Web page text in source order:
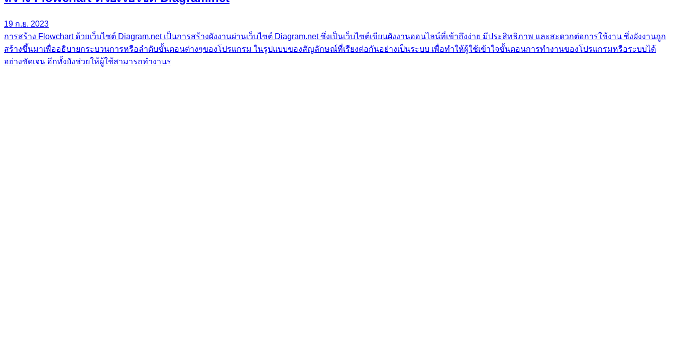
19 ก.ย. 2023
การสร้าง Flowchart ด้วยเว็บไซต์ Diagram.net เป็นการสร้างผังงานผ่านเว็บไซต์ Diagram.net ซึ่งเป็นเว็บไซต์เขียนผังงานออนไลน์ที่เข้าถึงง่าย มีประสิทธิภาพ และสะดวกต่อการใช้งาน ซึ่งผังงานถูก
สร้างขึ้นมาเพื่ออธิบายกระบวนการหรือลำดับขั้นตอนต่างๆของโปรแกรม ในรูปแบบของสัญลักษณ์ที่เรียงต่อกันอย่างเป็นระบบ เพื่อทำให้ผู้ใช้เข้าใจขั้นตอนการทำงานของโปรแกรมหรือระบบได้
อย่างชัดเจน อีกทั้งยังช่วยให้ผู้ใช้สามารถทำงานร